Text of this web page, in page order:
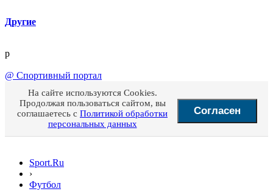
Другие
p
@ Спортивный портал
На сайте используются Cookies.
Продолжая пользоваться сайтом, вы
соглашаетесь с Политикой обработки
персональных данных
Согласен
Sport.Ru
›
Футбол